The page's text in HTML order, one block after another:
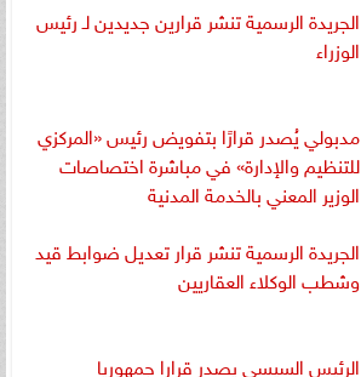
الجريدة الرسمية تنشر قرارين جديدين لـ رئيس
الوزراء
مدبولي يُصدر قرارًا بتفويض رئيس «المركزي
للتنظيم والإدارة» في مباشرة اختصاصات
الوزير المعني بالخدمة المدنية
الجريدة الرسمية تنشر قرار تعديل ضوابط قيد
وشطب الوكلاء العقاريين
الرئيس السيسي يصدر قرارا جمهوريا